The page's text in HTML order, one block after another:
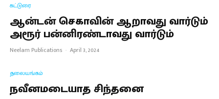
கட்டுரை
ஆன்டன் செகாவின் ஆறாவது வார்டும்
அரூர் பன்னிரண்டாவது வார்டும்
Neelam Publications · April 3, 2024
தலையங்கம்
நவீனமடையாத சிந்தனை